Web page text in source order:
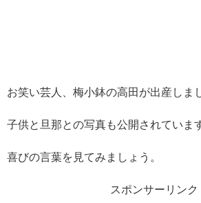
お笑い芸人、梅小鉢の高田が出産しま
子供と旦那との写真も公開されていま
喜びの言葉を見てみましょう。
スポンサーリンク